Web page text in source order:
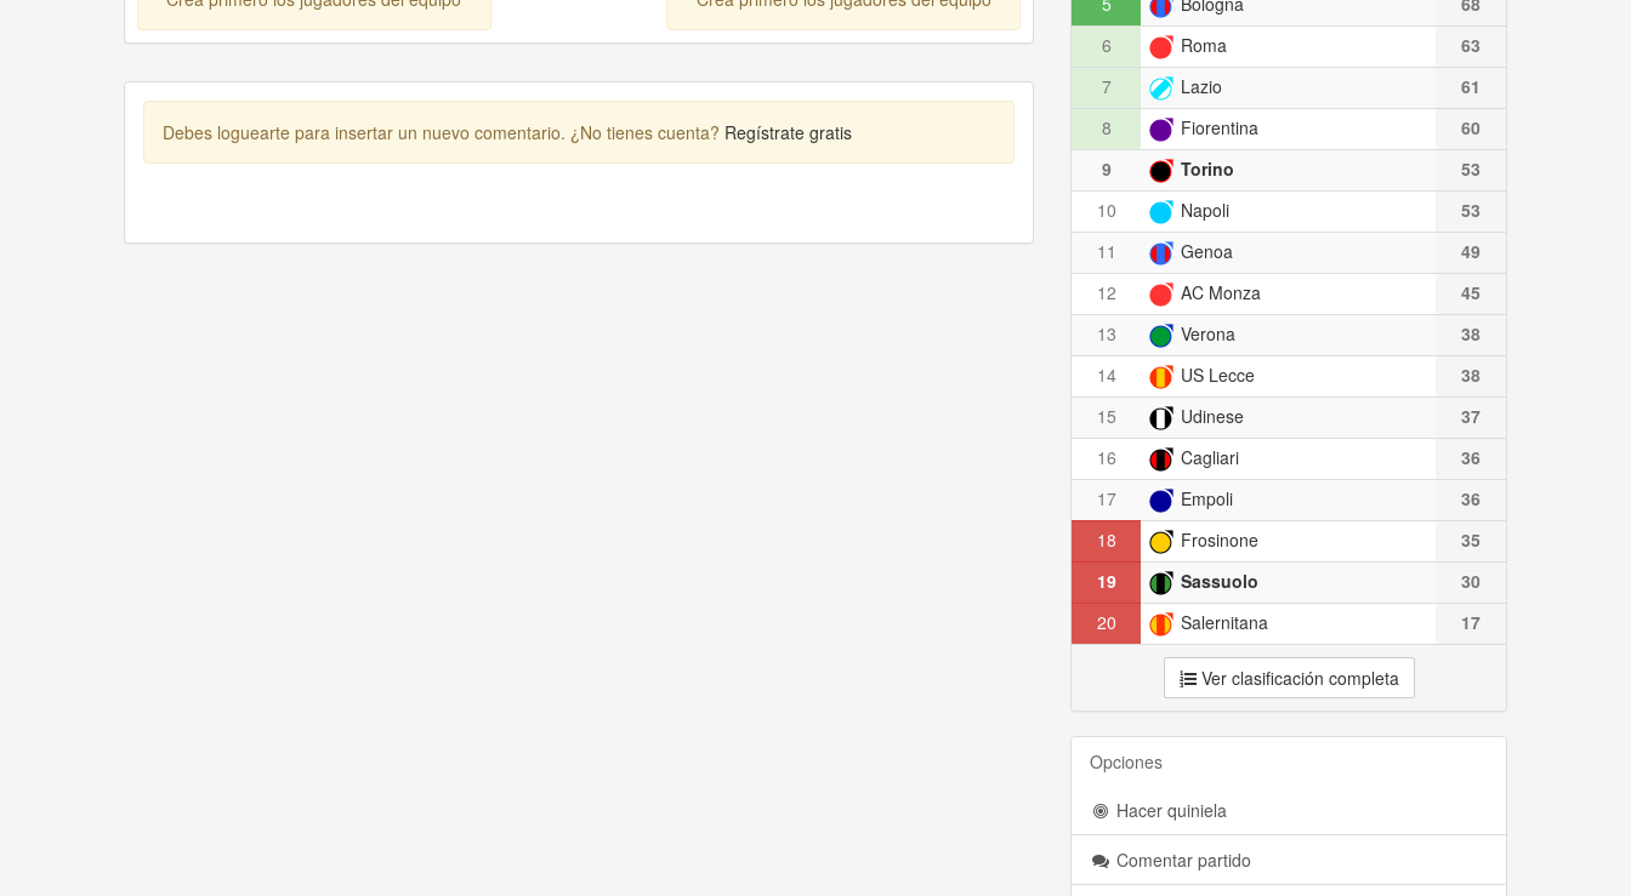
Debes loguearte para insertar un nuevo comentario. ¿No tienes cuenta? Regístrate gratis
6
Roma
63
7
Lazio
61
8
Fiorentina
60
9
Torino
53
10
Napoli
53
11
Genoa
49
12
AC Monza
45
13
Verona
38
14
US Lecce
38
15
Udinese
37
16
Cagliari
36
17
Empoli
36
18
Frosinone
35
19
Sassuolo
30
20
Salernitana 17
Ver clasificación completa
Opciones
Hacer quiniela
Comentar partido